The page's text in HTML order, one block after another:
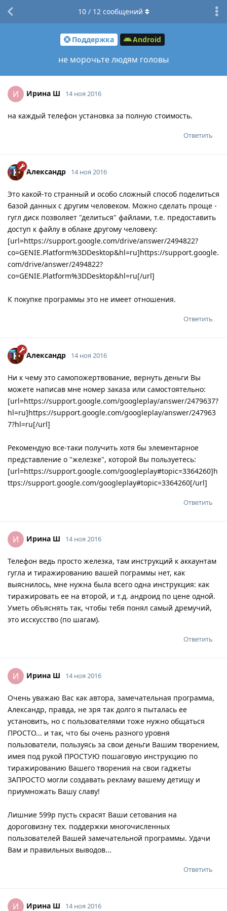
Поддержка Android
не морочьте людям головы
10/ 12сообщений
И Ирина Ш 14 ноя 2016
на каждый телефон установка за полную стоимость.
Ответить
Александр 14 ноя 2016
Это какой-то странный и особо сложный способ поделиться
базой данных с другим человеком. Можно сделать проще -
гугл диск позволяет "делиться" файлами, т.е. предоставить
доступ к файлу в облаке другому человеку:
[url=https://support.google.com/drive/answer/2494822?
co=GENIE.Platform%3DDesktop&hl=ru]https://support.google.
com/drive/answer/2494822?
co=GENIE.Platform%3DDesktop&hl=ru[/url]
К покупке программы это не имеет отношения.
Ответить
Александр 14 ноя 2016
Ни к чему это самопожертвование, вернуть деньги Вы
можете написав мне номер заказа или самостоятельно:
[url=https://support.google.com/googleplay/answer/2479637?
hl=ru]https://support.google.com/googleplay/answer/247963
7?hl=ru[/url]
Рекомендую все-таки получить хотя бы элементарное
представление о "железке", которой Вы пользуетесь:
[url=https://support.google.com/googleplay#topic=3364260]h
ttps://support.google.com/googleplay#topic=3364260[/url]
Ответить
И Ирина Ш 14 ноя 2016
Телефон ведь просто железка, там инструкций к аккаунтам
гугла и тиражированию вашей пограммы нет, как
выяснилось, мне нужна была всего одна инструкция: как
тиражировать ее на второй, и т.д. андроид по цене одной.
Уметь объяснять так, чтобы тебя понял самый дремучий,
это исскусство (по шагам).
Ответить
И Ирина Ш 14 ноя 2016
Очень уважаю Вас как автора, замечательная программа,
Александр, правда, не зря так долго я пыталась ее
установить, но с пользователями тоже нужно общаться
ПРОСТО... и так, что бы очень разного уровня
пользователи, пользуясь за свои деньги Вашим творением,
имея под рукой ПРОСТУЮ пошаговую инструкцию по
тиражированию Вашего творения на свои гаджеты
ЗАПРОСТО могли создавать рекламу вашему детищу и
приумножать Вашу славу!
Лишние 599р пусть скрасят Ваши сетования на
дороговизну тех. поддержки многочисленных
пользователей Вашей замечательной программы. Удачи
Вам и правильных выводов...
Ответить
И Ирина Ш 14 ноя 2016